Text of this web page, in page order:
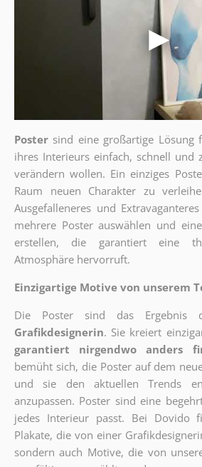
Poster sind eine großartige Lösung
ihres Interieurs einfach, schnell und
verändern wollen. Ein einziges
Raum neuen Charakter zu
Ausgefalleneres und
mehrere Poster auswählen und
erstellen, die garantiert eine
Atmosphäre hervorruft.
Einzigartige Motive von unserem
Die Poster sind das Ergebnis
Grafikdesignerin. Sie kreiert
garantiert nirgendwo anders
bemüht sich, die Poster auf dem
und sie den aktuellen Trends
anzupassen. Poster sind eine
jedes Interieur passt. Bei Dovido
Plakate, die von einer
sondern auch Motive, die von